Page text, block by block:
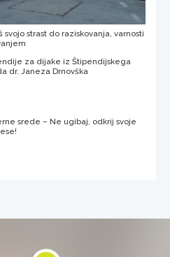
strast do raziskovanja, varnosti
za dijake iz Štipendijskega
dr. Janeza Drnovška
srede – Ne ugibaj, odkrij svoje